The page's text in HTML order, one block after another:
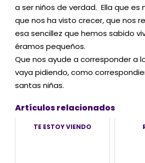
a ser niños de verdad. Ella que es
que nos ha visto crecer, que nos
esa sencillez que hemos sabido
éramos pequeños.
Que nos ayude a corresponder a
vaya pidiendo, como
santas niñas.
Artículos relacionados
TE ESTOY VIENDO